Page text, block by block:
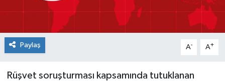
Paylaş A- A+
Rüşvet soruşturması kapsamında tutuklanan